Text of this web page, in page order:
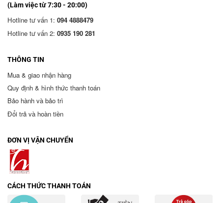
(Làm việc từ 7:30 - 20:00)
Hotline tư vấn 1: 094 4888479
Hotline tư vấn 2: 0935 190 281
THÔNG TIN
Mua & giao nhận hàng
Quy định & hình thức thanh toán
Bảo hành và bảo trì
Đổi trả và hoàn tiền
ĐƠN VỊ VẬN CHUYỂN
CÁCH THỨC THANH TOÁN